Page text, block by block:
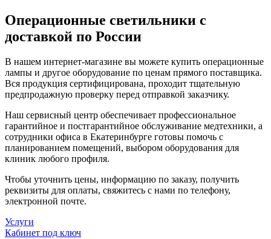
Операционные светильники с
доставкой по России
В нашем интернет-магазине вы можете купить операционные
лампы и другое оборудование по ценам прямого поставщика.
Вся продукция сертифицирована, проходит тщательную
предпродажную проверку перед отправкой заказчику.
Наш сервисный центр обеспечивает профессиональное
гарантийное и постгарантийное обслуживание медтехники, а
сотрудники офиса в Екатеринбурге готовы помочь с
планированием помещений, выбором оборудования для
клиник любого профиля.
Чтобы уточнить цены, информацию по заказу, получить
реквизиты для оплаты, свяжитесь с нами по телефону,
электронной почте.
Услуги
Кабинет под ключ